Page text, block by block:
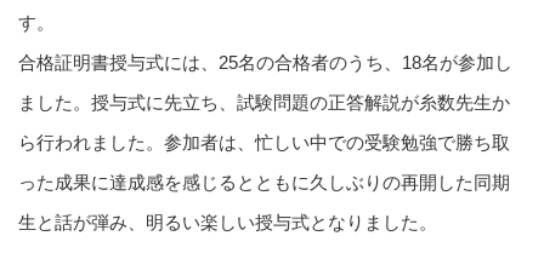
す。
合格証明書授与式には、25名の合格者のうち、18名が参加し
ました。授与式に先立ち、試験問題の正答解説が糸数先生か
ら行われました。参加者は、忙しい中での受験勉強で勝ち取
った成果に達成感を感じるとともに久しぶりの再開した同期
生と話が弾み、明るい楽しい授与式となりました。